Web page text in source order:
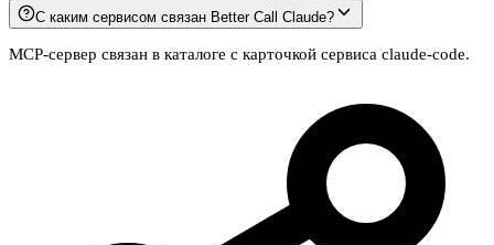
С каким сервисом связан Better Call Claude?
MCP-сервер связан в каталоге с карточкой сервиса claude-code.